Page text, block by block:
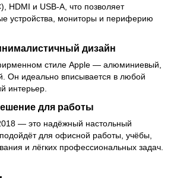
HDMI и USB-A, что позволяет
устройства, мониторы и периферию
дизайн
стиле Apple — алюминиевый,
Он идеально вписывается в любой
интерьер.
для работы
— это надёжный настольный
для офисной работы, учёбы,
и лёгких профессиональных задач.